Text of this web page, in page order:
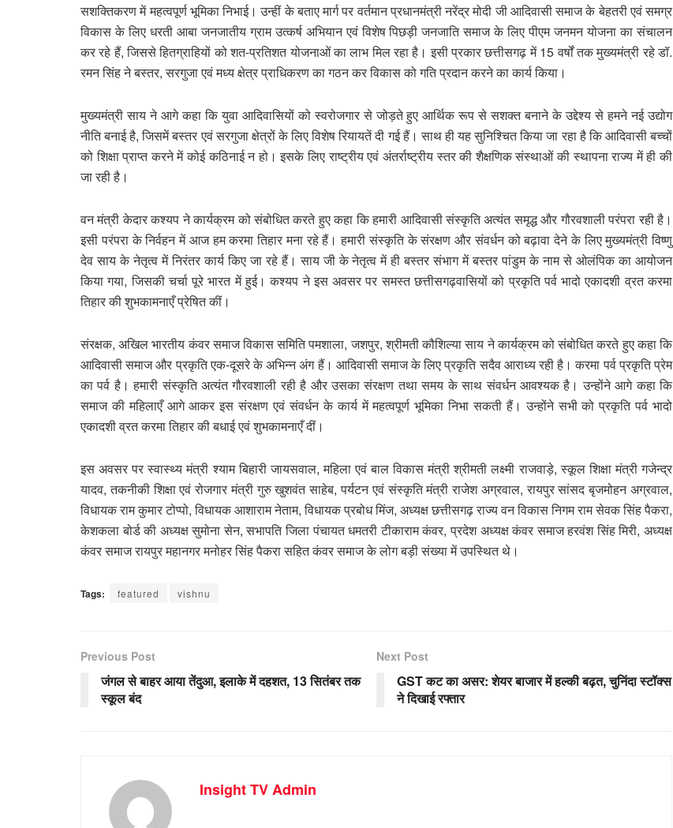
सशक्तिकरण में महत्वपूर्ण भूमिका निभाई। उन्हीं के बताए मार्ग पर वर्तमान प्रधानमंत्री नरेंद्र मोदी जी आदिवासी समाज के बेहतरी एवं समग्र
विकास के लिए धरती आबा जनजातीय ग्राम उत्कर्ष अभियान एवं विशेष पिछड़ी जनजाति समाज के लिए पीएम जनमन योजना का संचालन
कर रहे हैं, जिससे हितग्राहियों को शत-प्रतिशत योजनाओं का लाभ मिल रहा है। इसी प्रकार छत्तीसगढ़ में 15 वर्षों तक मुख्यमंत्री रहे डॉ.
रमन सिंह ने बस्तर, सरगुजा एवं मध्य क्षेत्र प्राधिकरण का गठन कर विकास को गति प्रदान करने का कार्य किया।
मुख्यमंत्री साय ने आगे कहा कि युवा आदिवासियों को स्वरोजगार से जोड़ते हुए आर्थिक रूप से सशक्त बनाने के उद्देश्य से हमने नई उद्योग
नीति बनाई है, जिसमें बस्तर एवं सरगुजा क्षेत्रों के लिए विशेष रियायतें दी गई हैं। साथ ही यह सुनिश्चित किया जा रहा है कि आदिवासी बच्चों
को शिक्षा प्राप्त करने में कोई कठिनाई न हो। इसके लिए राष्ट्रीय एवं अंतर्राष्ट्रीय स्तर की शैक्षणिक संस्थाओं की स्थापना राज्य में ही की
जा रही है।
वन मंत्री केदार कश्यप ने कार्यक्रम को संबोधित करते हुए कहा कि हमारी आदिवासी संस्कृति अत्यंत समृद्ध और गौरवशाली परंपरा रही है।
इसी परंपरा के निर्वहन में आज हम करमा तिहार मना रहे हैं। हमारी संस्कृति के संरक्षण और संवर्धन को बढ़ावा देने के लिए मुख्यमंत्री विष्णु
देव साय के नेतृत्व में निरंतर कार्य किए जा रहे हैं। साय जी के नेतृत्व में ही बस्तर संभाग में बस्तर पांडुम के नाम से ओलंपिक का आयोजन
किया गया, जिसकी चर्चा पूरे भारत में हुई। कश्यप ने इस अवसर पर समस्त छत्तीसगढ़वासियों को प्रकृति पर्व भादो एकादशी व्रत करमा
तिहार की शुभकामनाएँ प्रेषित कीं।
संरक्षक, अखिल भारतीय कंवर समाज विकास समिति पमशाला, जशपुर, श्रीमती कौशिल्या साय ने कार्यक्रम को संबोधित करते हुए कहा कि
आदिवासी समाज और प्रकृति एक-दूसरे के अभिन्न अंग हैं। आदिवासी समाज के लिए प्रकृति सदैव आराध्य रही है। करमा पर्व प्रकृति प्रेम
का पर्व है। हमारी संस्कृति अत्यंत गौरवशाली रही है और उसका संरक्षण तथा समय के साथ संवर्धन आवश्यक है। उन्होंने आगे कहा कि
समाज की महिलाएँ आगे आकर इस संरक्षण एवं संवर्धन के कार्य में महत्वपूर्ण भूमिका निभा सकती हैं। उन्होंने सभी को प्रकृति पर्व भादो
एकादशी व्रत करमा तिहार की बधाई एवं शुभकामनाएँ दीं।
इस अवसर पर स्वास्थ्य मंत्री श्याम बिहारी जायसवाल, महिला एवं बाल विकास मंत्री श्रीमती लक्ष्मी राजवाड़े, स्कूल शिक्षा मंत्री गजेन्द्र
यादव, तकनीकी शिक्षा एवं रोजगार मंत्री गुरु खुशवंत साहेब, पर्यटन एवं संस्कृति मंत्री राजेश अग्रवाल, रायपुर सांसद बृजमोहन अग्रवाल,
विधायक राम कुमार टोप्पो, विधायक आशाराम नेताम, विधायक प्रबोध मिंज, अध्यक्ष छत्तीसगढ़ राज्य वन विकास निगम राम सेवक सिंह पैकरा,
केशकला बोर्ड की अध्यक्ष सुमोना सेन, सभापति जिला पंचायत धमतरी टीकाराम कंवर, प्रदेश अध्यक्ष कंवर समाज हरवंश सिंह मिरी, अध्यक्ष
कंवर समाज रायपुर महानगर मनोहर सिंह पैकरा सहित कंवर समाज के लोग बड़ी संख्या में उपस्थित थे।
Tags: featured vishnu
Previous Post
जंगल से बाहर आया तेंदुआ, इलाके में दहशत, 13 सितंबर तक
स्कूल बंद
Next Post
GST कट का असर: शेयर बाजार में हल्की बढ़त, चुनिंदा स्टॉक्स
ने दिखाई रफ्तार
Insight TV Admin